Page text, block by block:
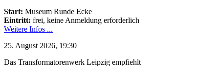
Start: Museum Runde Ecke
Eintritt: frei, keine Anmeldung erforderlich
Weitere Infos ...
25. August 2026, 19:30
Das Transformatorenwerk Leipzig empfiehlt